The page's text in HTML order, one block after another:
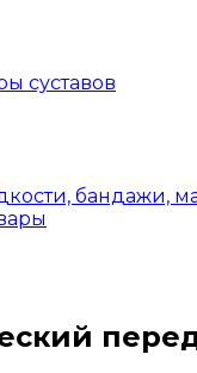
суставов
бандажи,